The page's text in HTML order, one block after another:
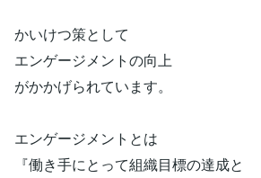
かいけつ策として
エンゲージメントの向上
がかかげられています。
エンゲージメントとは
『働き手にとって組織目標の達成と